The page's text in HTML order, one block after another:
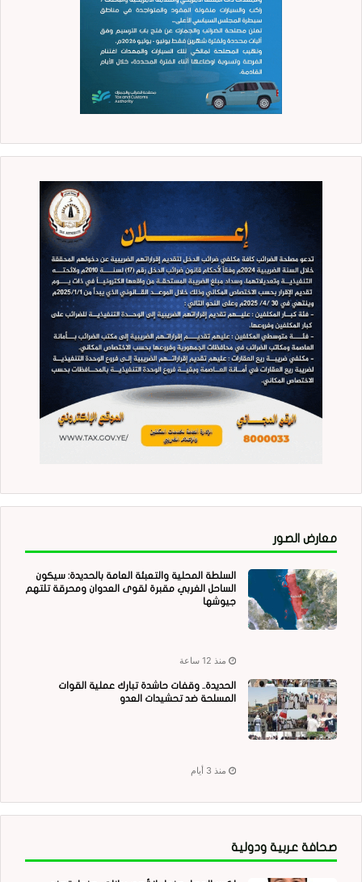
معارض الصور
السلطة المحلية والتعبئة العامة بالحديدة: سيكون
الساحل الغربي مقبرة لقوى العدوان ومحرقة تلتهم
جيوشها
منذ 12 ساعة
الحديدة.. وقفات حاشدة تبارك عملية القوات
المسلحة ضد تحشيدات العدو
منذ 3 أيام
صحافة عربية ودولية